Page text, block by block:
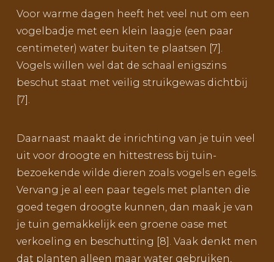
Voor warme dagen heeft het veel nut om een
vogelbadje met een klein laagje (een paar
centimeter) water buiten te plaatsen [7].
Vogels willen wel dat de schaal enigszins
beschut staat met veilig struikgewas dichtbij
[7].
Daarnaast maakt de inrichting van je tuin veel
uit voor droogte en hittestress bij tuin-
bezoekende wilde dieren zoals vogels en egels.
Vervang je al een paar tegels met planten die
goed tegen droogte kunnen, dan maak je van
je tuin gemakkelijk een groene oase met
verkoeling en beschutting [8]. Vaak denkt men
dat planten alleen maar water gebruiken,